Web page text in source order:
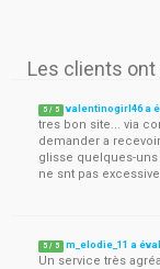
Les clients
5 / 5 valentinogirl46 a
tres bon site... via
demander a
glisse quelques-
ne snt pas
5 / 5 m_elodie_11 a
Un service très